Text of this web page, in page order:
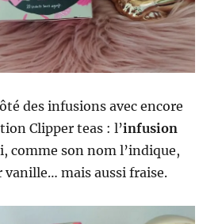
des infusions avec encore
Clipper teas : l’infusion
comme son nom l’indique,
vanille… mais aussi fraise.